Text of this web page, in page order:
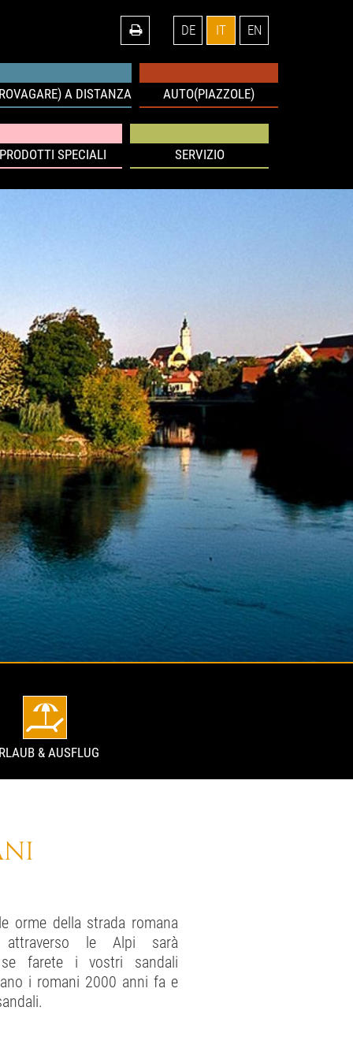
DE IT EN
A DISTANZA AUTO(PIAZZOLE)
PRODOTTI SPECIALI SERVIZIO
& AUSFLUG
orme della strada romana
attraverso le Alpi sarà
se farete i vostri sandali
i romani 2000 anni fa e